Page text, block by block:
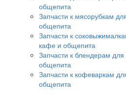
общепита
Запчасти к мясорубкам
общепита
Запчасти к
кафе и общепита
Запчасти к блендерам
общепита
Запчасти к кофеваркам
общепита